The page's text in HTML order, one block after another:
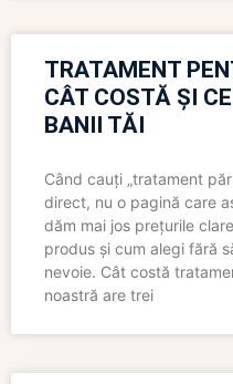
TRATAMENT
CÂT COSTĂ ȘI
BANII TĂI
Când cauți „tratament
direct, nu o pagină care
dăm mai jos prețurile
produs și cum alegi fără
nevoie. Cât costă
noastră are trei